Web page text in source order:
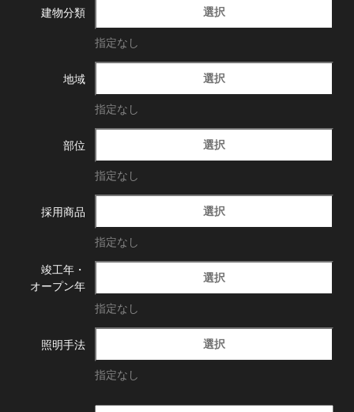
建物分類 選択
指定なし
地域 選択
指定なし
部位 選択
指定なし
採用商品 選択
指定なし
竣工年・
オープン年
選択
指定なし
照明手法 選択
指定なし